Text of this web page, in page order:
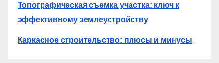
Топографическая съемка участка: ключ к
эффективному землеустройству
Каркасное строительство: плюсы и минусы